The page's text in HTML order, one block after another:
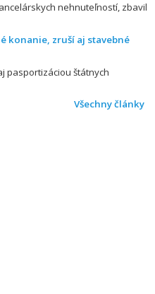
nehnuteľností, zbavil
konanie, zruší aj stavebné
pasportizáciou štátnych
Všechny články